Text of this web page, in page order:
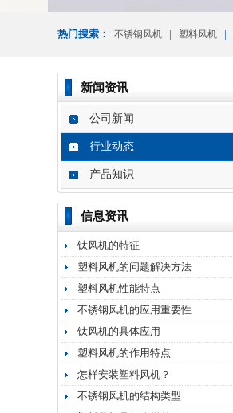
热门搜索： 不锈钢风机 | 塑料风机 |
新闻资讯
公司新闻
行业动态
产品知识
信息资讯
钛风机的特征
塑料风机的问题解决方法
塑料风机性能特点
不锈钢风机的应用重要性
钛风机的具体应用
塑料风机的作用特点
怎样安装塑料风机？
不锈钢风机的结构类型